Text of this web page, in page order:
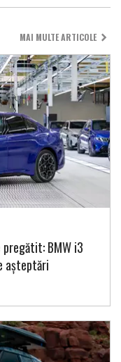
MAI MULTE ARTICOLE
pregătit: BMW i3
așteptări